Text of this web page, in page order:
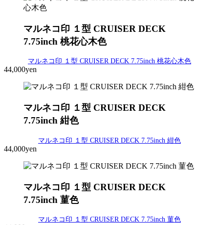
マルネコ印 １型 CRUISER DECK
7.75inch 桃花心木色
マルネコ印 １型 CRUISER DECK 7.75inch 桃花心木色
44,000yen
マルネコ印 １型 CRUISER DECK
7.75inch 紺色
マルネコ印 １型 CRUISER DECK 7.75inch 紺色
44,000yen
マルネコ印 １型 CRUISER DECK
7.75inch 菫色
マルネコ印 １型 CRUISER DECK 7.75inch 菫色